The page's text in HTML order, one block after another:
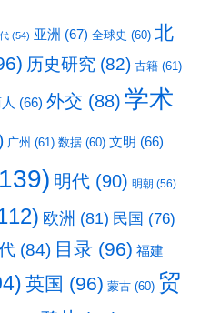
(54) 亚洲 (67) 全球史 (60) 北
历史研究 (82) 古籍 (61)
(66) 外交 (88) 学术
广州 (61) 数据 (60) 文明 (66)
明代 (90) 明朝 (56)
欧洲 (81) 民国 (76)
(84) 目录 (96) 福建
英国 (96) 蒙古 (60) 贸